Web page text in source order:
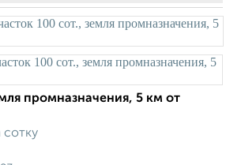
промназначения, 5 км от
сотку